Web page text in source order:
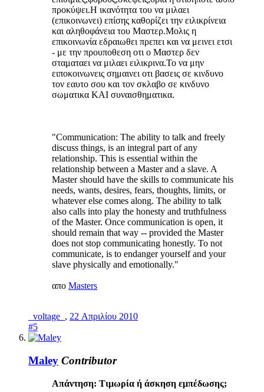
προκύψει.Η ικανότητα του να μιλαει
(επικοινωνει) επίσης καθορίζει την ειλικρίνεια
και αληθοφάνεια του Μαστερ.Μολις η
επικοινωνία εδραιωθει πρεπει και να μεινει ετσι
- με την προυποθεση οτι ο Μαστερ δεν
σταματαει να μιλαει ειλικρινα.Το να μην
ειποκοινωνεις σημαινει οτι βασεις σε κινδυνο
τον εαυτο σου και τον σκλαβο σε κινδυνο
σωματικα ΚΑΙ συναισθηματικα.
"Communication: The ability to talk and freely
discuss things, is an integral part of any
relationship. This is essential within the
relationship between a Master and a slave. A
Master should have the skills to communicate his
needs, wants, desires, fears, thoughts, limits, or
whatever else comes along. The ability to talk
also calls into play the honesty and truthfulness
of the Master. Once communication is open, it
should remain that way -- provided the Master
does not stop communicating honestly. To not
communicate, is to endanger yourself and your
slave physically and emotionally."
απο Masters
_voltage_ , 22 Απριλίου 2010
#5
Maley Contributor
Απάντηση: Τιμωρία ή άσκηση εμπέδωσης;